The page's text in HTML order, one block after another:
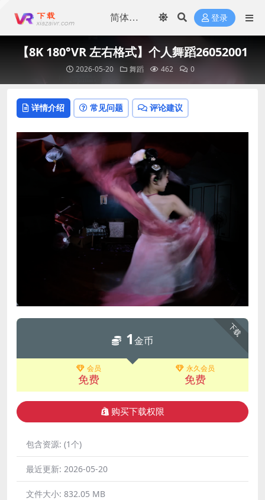
登录
【8K 180°VR 左右格式】个人舞蹈26052001
2026-05-20 舞蹈 462 0
详情介绍 常见问题 评论建议
下载
1金币
会员
免费
永久会员
免费
购买下载权限
包含资源: (1个)
最近更新: 2026-05-20
文件大小: 832.05 MB